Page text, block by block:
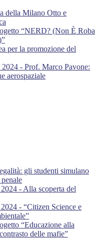
della Milano Otto e
“NERD? (Non È Roba
per la promozione del
- Prof. Marco Pavone:
aerospaziale
gli studenti simulano
- Alla scoperta del
- “Citizen Science e
“Educazione alla
delle mafie”